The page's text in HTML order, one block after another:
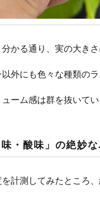
かる通り、実の大きさ
外にも色々な種類の
ーム感は群を抜いてい
・酸味」の絶妙な
計測してみたところ